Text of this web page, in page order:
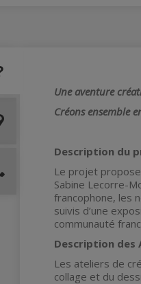
Une aventure
Créons ensemble
Description du
Le projet
Sabine Lecorre-
francophone, les
suivis d’une
communauté
Description des
Les ateliers de
collage et du